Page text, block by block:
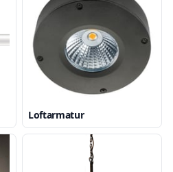
Loftarmatur